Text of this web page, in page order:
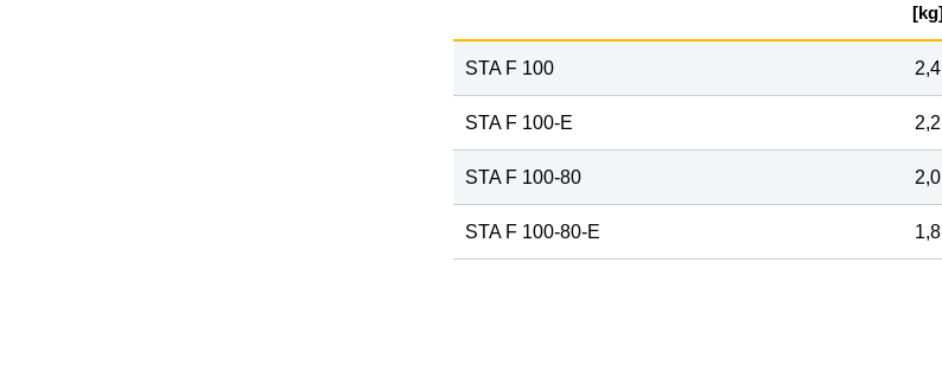
STA F 100 2,4
STA F 100-E 2,2
STA F 100-80 2,0
STA F 100-80-E 1,8